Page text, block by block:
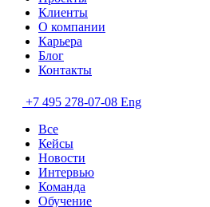
Клиенты
О компании
Карьера
Блог
Контакты
+7 495 278-07-08 Eng
Все
Кейсы
Новости
Интервью
Команда
Обучение